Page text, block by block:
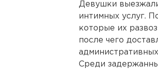
Девушки
интимных услуг.
которые их
после чего
Среди